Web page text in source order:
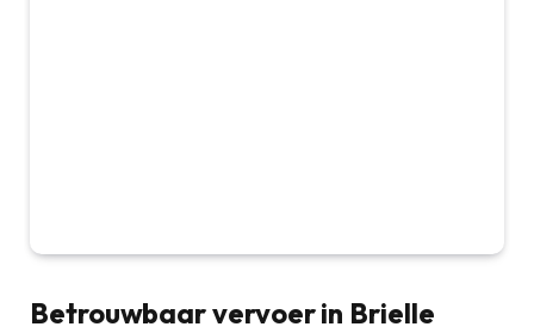
Betrouwbaar vervoer in Brielle